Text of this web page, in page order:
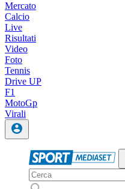
Mercato
Calcio
Live
Risultati
Video
Foto
Tennis
Drive UP
F1
MotoGp
Virali